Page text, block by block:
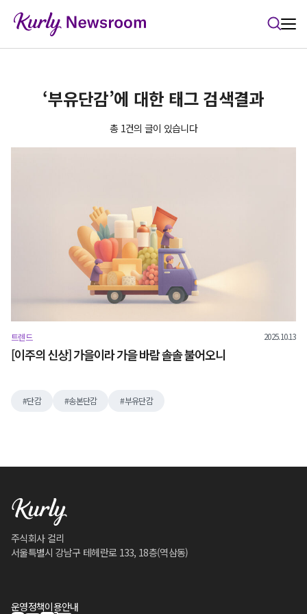
‘부유단감’에 대한 태그 검색결과
총 1건의 글이 있습니다
트렌드 2025.10.13
[이주의 신상] 가을이라 가을 바람 솔솔 불어오니
단감 송본단감 부유단감
주식회사 컬리
서울특별시 강남구 테헤란로 133, 18층(역삼동)
운영정책이용안내